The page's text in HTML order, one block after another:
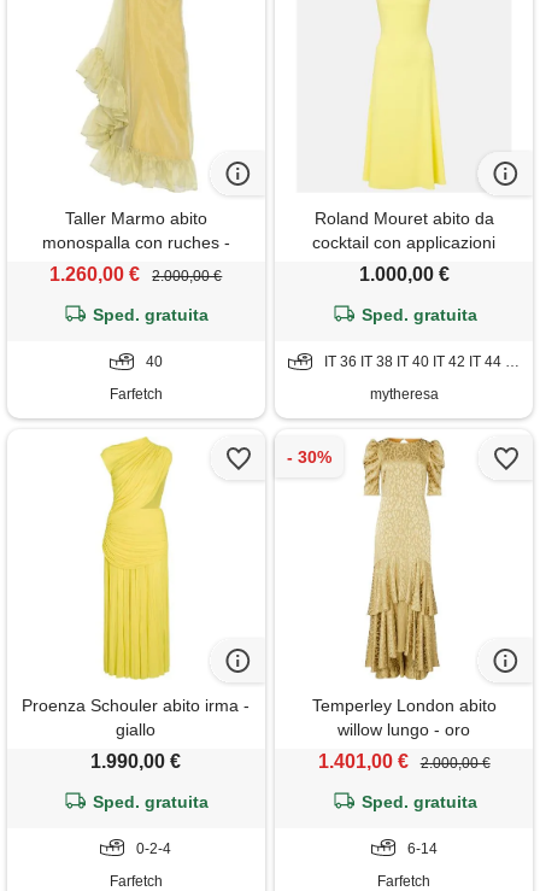
Taller Marmo abito
monospalla con ruches -
giallo
1.260,00 € 2.000,00 €
Sped. gratuita
40
Farfetch
Roland Mouret abito da
cocktail con applicazioni
floreali
1.000,00 €
Sped. gratuita
IT 36 IT 38 IT 40 IT 42 IT 44 IT 46 IT 48
mytheresa
Proenza Schouler abito irma -
giallo
1.990,00 €
Sped. gratuita
0-2-4
Farfetch
Temperley London abito
willow lungo - oro
1.401,00 € 2.000,00 €
Sped. gratuita
6-14
Farfetch